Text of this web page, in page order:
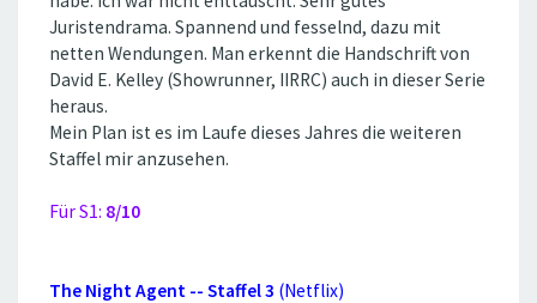
Juristendrama. Spannend und fesselnd, dazu mit
netten Wendungen. Man erkennt die Handschrift von
David E. Kelley (Showrunner, IIRRC) auch in dieser Serie
heraus.
Mein Plan ist es im Laufe dieses Jahres die weiteren
Staffel mir anzusehen.
Für S1: 8/10
The Night Agent -- Staffel 3 (Netflix)